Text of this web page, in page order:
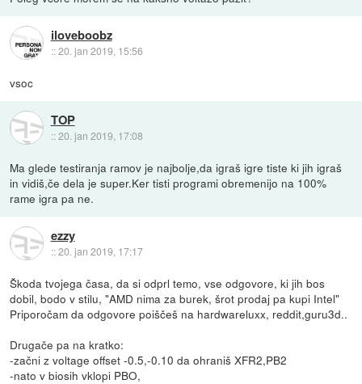
iloveboobz
::20. jan 2019, 15:56
vsoc
TOP
::20. jan 2019, 17:08
Ma glede testiranja ramov je najbolje,da igraš igre tiste ki jih igraš
in vidiš,če dela je super.Ker tisti programi obremenijo na 100%
rame igra pa ne.
ezzy
::20. jan 2019, 17:17
Škoda tvojega časa, da si odprl temo, vse odgovore, ki jih bos
dobil, bodo v stilu, "AMD nima za burek, šrot prodaj pa kupi Intel"
Priporočam da odgovore poiščeš na hardwareluxx, reddit,guru3d..
Drugače pa na kratko:
-začni z voltage offset -0.5,-0.10 da ohraniš XFR2,PB2
-nato v biosih vklopi PBO,